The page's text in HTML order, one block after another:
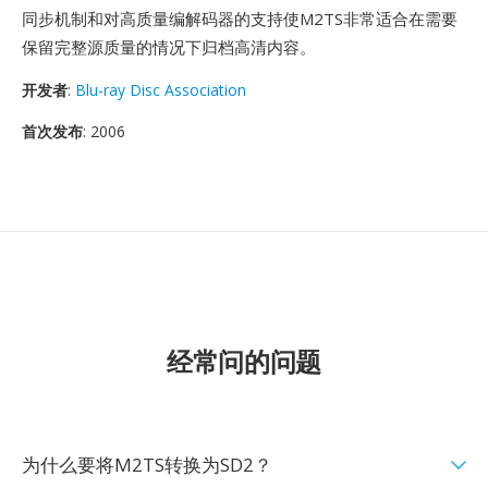
同步机制和对高质量编解码器的支持使M2TS非常适合在需要
保留完整源质量的情况下归档高清内容。
开发者: Blu-ray Disc Association
首次发布: 2006
经常问的问题
为什么要将M2TS转换为SD2？